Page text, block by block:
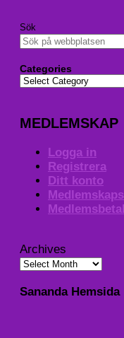
Sök
Categories
MEDLEMSKAP
Logga in
Registrera
Ditt konto
Archives
Sananda Hemsida